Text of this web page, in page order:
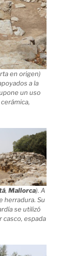
en origen)
a la
un uso
,Mallorca). A
herradura. Su
se utilizó
casco, espada